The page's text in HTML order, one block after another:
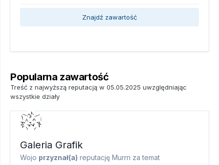
Znajdź zawartość
Popularna zawartość
Treść z najwyższą reputacją w 05.05.2025 uwzględniając
wszystkie działy
Galeria Grafik
Wojo przyznał(a) reputację Murrri za temat